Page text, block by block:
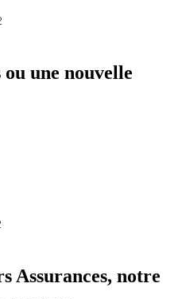
une nouvelle
Assurances, notre